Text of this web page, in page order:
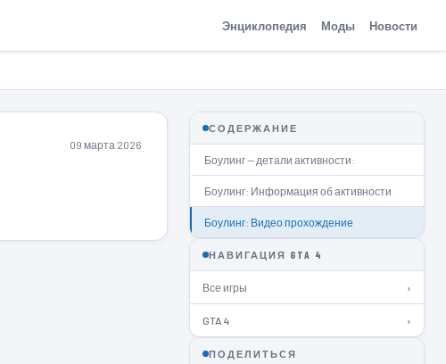
Энциклопедия Моды Новости
09 марта 2026
СОДЕРЖАНИЕ
Боулинг — детали активности:
Боулинг: Информация об активности
Боулинг: Видео прохождение
НАВИГАЦИЯ GTA 4
Все игры ›
GTA 4 ›
ПОДЕЛИТЬСЯ